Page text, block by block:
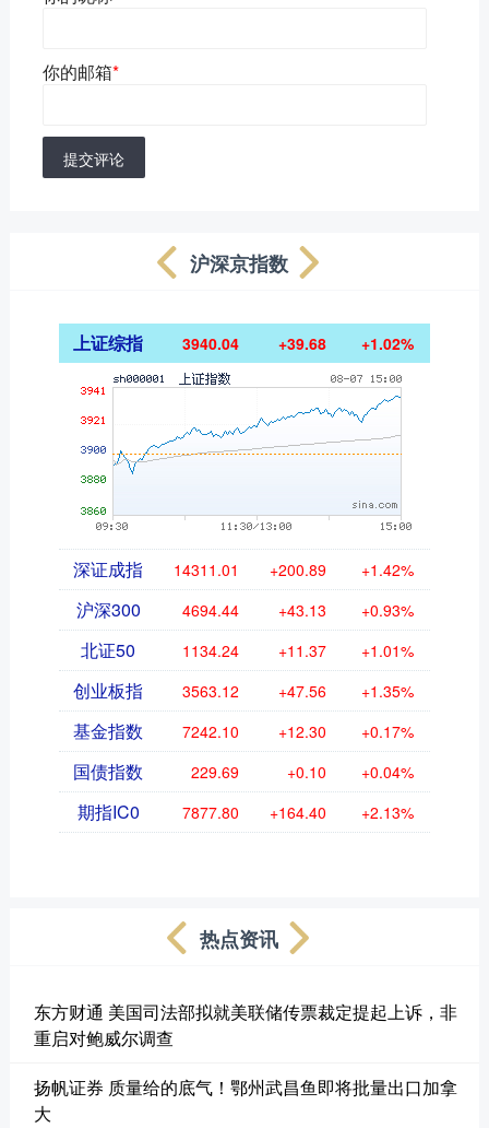
你的邮箱*
提交评论
沪深京指数
上证综指 3940.04 +39.68 +1.02%
深证成指 14311.01 +200.89 +1.42%
沪深300 4694.44 +43.13 +0.93%
北证50 1134.24 +11.37 +1.01%
创业板指 3563.12 +47.56 +1.35%
基金指数 7242.10 +12.30 +0.17%
国债指数 229.69 +0.10 +0.04%
期指IC0 7877.80 +164.40 +2.13%
热点资讯
东方财通 美国司法部拟就美联储传票裁定提起上诉，非
重启对鲍威尔调查
扬帆证券 质量给的底气！鄂州武昌鱼即将批量出口加拿
大